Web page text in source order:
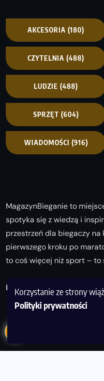
Korzystanie ze strony
Polityki prywatności
AKCESORIA (180)
CZYTELNIA (488)
LUDZIE (488)
SPRZĘT (604)
WIADOMOŚCI (916)
MagazynBieganie to
spotyka się z wiedzą i
przestrzeń dla biegaczy
pierwszego kroku po
to coś więcej niż sport – to
Biegaj z nami i odkrywaj